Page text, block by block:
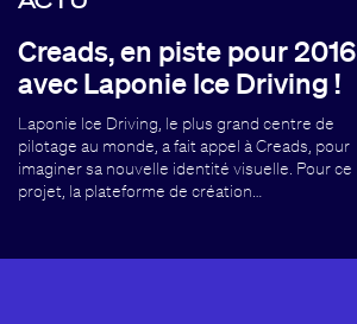
Creads, en piste pour 2016
avec Laponie Ice Driving !
Laponie Ice Driving, le plus grand centre de
pilotage au monde, a fait appel à Creads, pour
imaginer sa nouvelle identité visuelle. Pour ce
projet, la plateforme de création…